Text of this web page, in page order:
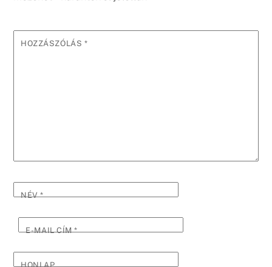
HOZZÁSZÓLÁS *
NÉV*
E-MAIL CÍM*
HONLAP